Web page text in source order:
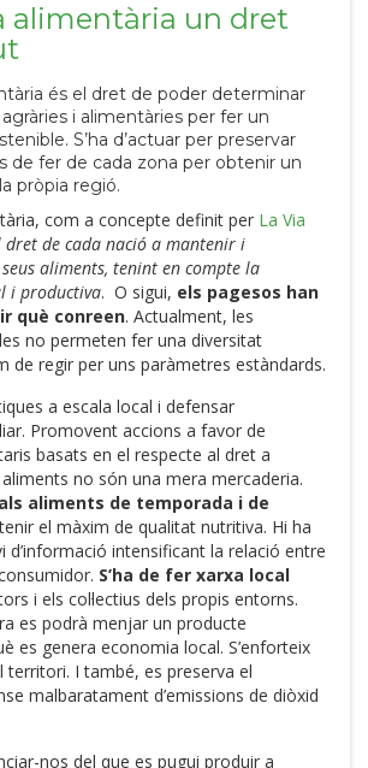
alimentària un dret
és el dret de poder determinar
i alimentàries per fer un
S’ha d’actuar per preservar
de fer de cada zona per obtenir un
pròpia regió.
com a concepte definit per La Via
dret de cada nació a mantenir i
aliments, tenint en compte la
i productiva. O sigui, els pagesos han
què conreen. Actualment, les
no permeten fer una diversitat
de regir per uns paràmetres estàndards.
a escala local i defensar
Promovent accions a favor de
basats en el respecte al dret a
aliments no són una mera mercaderia.
aliments de temporada i de
el màxim de qualitat nutritiva. Hi ha
d’informació intensificant la relació entre
S’ha de fer xarxa local
i els col·lectius dels propis entorns.
es podrà menjar un producte
es genera economia local. S’enforteix
territori. I també, es preserva el
malbaratament d’emissions de diòxid
nos del que es pugui produir a